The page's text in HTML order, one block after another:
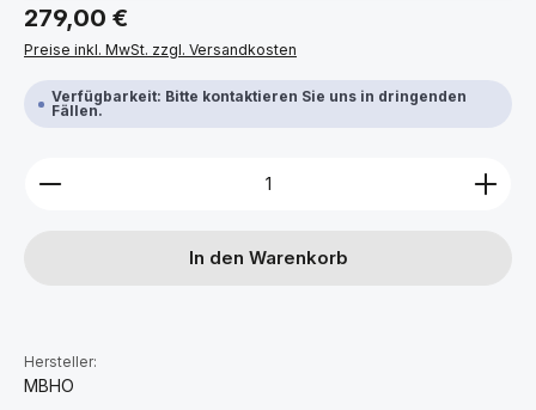
Regulärer Preis:
279,00 €
Preise inkl. MwSt. zzgl. Versandkosten
Verfügbarkeit: Bitte kontaktieren Sie uns in dringenden
Fällen.
Produkt Anzahl: Gib den gewünschten Wert ein
In den Warenkorb
Hersteller:
MBHO